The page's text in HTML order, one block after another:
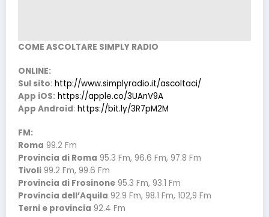
COME ASCOLTARE SIMPLY RADIO
ONLINE:
Sul sito: http://www.simplyradio.it/ascoltaci/
App iOS: https://apple.co/3UAnV9A
App Android: https://bit.ly/3R7pM2M
FM:
Roma 99.2 Fm
Provincia di Roma 95.3 Fm, 96.6 Fm, 97.8 Fm
Tivoli 99.2 Fm, 99.6 Fm
Provincia di Frosinone 95.3 Fm, 93.1 Fm
Provincia dell’Aquila 92.9 Fm, 98.1 Fm, 102,9 Fm
Terni e provincia 92.4 Fm